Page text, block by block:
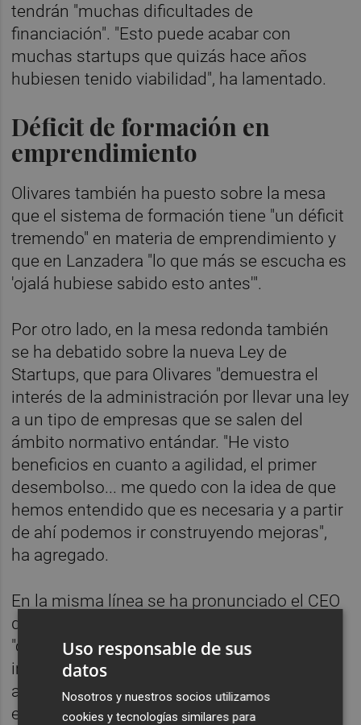
tendrán "muchas dificultades de
financiación". "Esto puede acabar con
muchas startups que quizás hace años
hubiesen tenido viabilidad", ha lamentado.
Déficit de formación en
emprendimiento
Olivares también ha puesto sobre la mesa
que el sistema de formación tiene "un déficit
tremendo" en materia de emprendimiento y
que en Lanzadera "lo que más se escucha es
'ojalá hubiese sabido esto antes'".
Por otro lado, en la mesa redonda también
se ha debatido sobre la nueva Ley de
Startups, que para Olivares "demuestra el
interés de la administración por llevar una ley
a un tipo de empresas que se salen del
ámbito normativo entándar. "He visto
beneficios en cuanto a agilidad, el primer
desembolso... me quedo con la idea de que
hemos entendido que es necesaria y a partir
de ahí podemos ir construyendo mejoras",
ha agregado.
En la misma línea se ha pronunciado el CEO
del CEEI, que cree que la nueva ley es un
"cambio de paradigma" y "un paso
importante" que va "por el camino correcto"
aunque quede "mucho por recorrer", por
ejemplo respecto a "carencias" en materia
Uso responsable de sus
datos
Nosotros y nuestros socios utilizamos
cookies y tecnologías similares para